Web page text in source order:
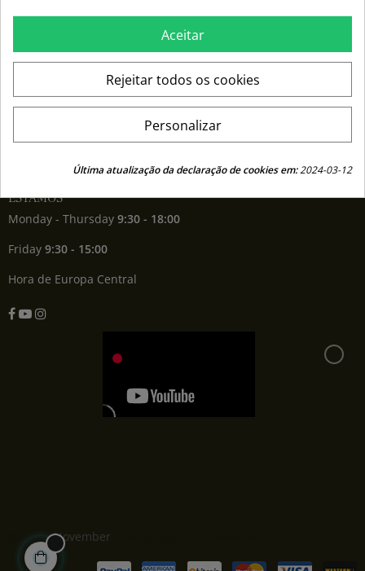

CONTÁCTENOS
¿Tiene preguntas y sugerencias?
¿Necesita ayuda? Llamanos.
+1200 - 989 11 90
ESTAMOS
Monday - Thursday 9:30 - 18:00
Friday 9:30 - 15:00
Hora de Europa Central
Facebook
YouTube
© 2022,November
Aceitar
Rejeitar todos os cookies
Personalizar
Última atualização da declaração de cookies em:2024-03-12